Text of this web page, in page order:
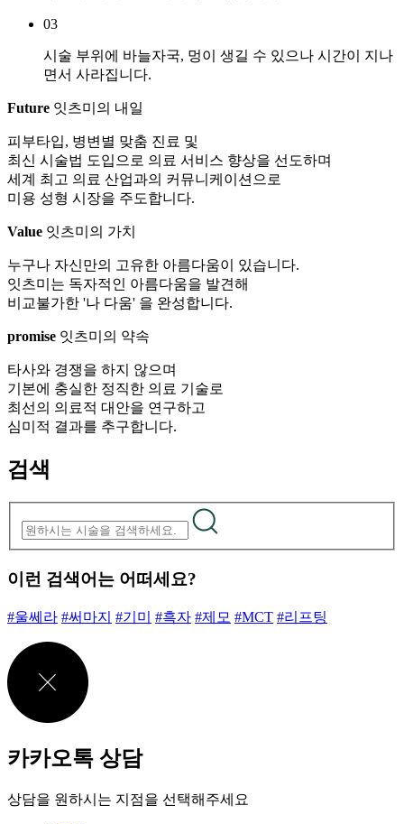
03
시술 부위에 바늘자국, 멍이 생길 수 있으나 시간이 지나
면서 사라집니다.
Future 잇츠미의 내일
피부타입, 병변별 맞춤 진료 및
최신 시술법 도입으로 의료 서비스 향상을 선도하며
세계 최고 의료 산업과의 커뮤니케이션으로
미용 성형 시장을 주도합니다.
Value 잇츠미의 가치
누구나 자신만의 고유한 아름다움이 있습니다.
잇츠미는 독자적인 아름다움을 발견해
비교불가한 '나 다움' 을 완성합니다.
promise 잇츠미의 약속
타사와 경쟁을 하지 않으며
기본에 충실한 정직한 의료 기술로
최선의 의료적 대안을 연구하고
심미적 결과를 추구합니다.
검색
이런 검색어는 어떠세요?
#울쎄라 #써마지 #기미 #흑자 #제모 #MCT #리프팅
카카오톡 상담
상담을 원하시는 지점을 선택해주세요